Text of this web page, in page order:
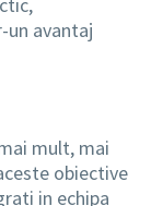
avantaj
mult, mai
obiective
in echipa